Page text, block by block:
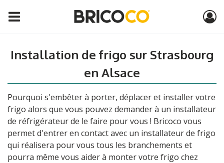
Installation de frigo sur Strasbourg
en Alsace
Pourquoi s'embêter à porter, déplacer et installer votre
frigo alors que vous pouvez demander à un installateur
de réfrigérateur de le faire pour vous ! Bricoco vous
permet d'entrer en contact avec un installateur de frigo
qui réalisera pour vous tous les branchements et
pourra même vous aider à monter votre frigo chez